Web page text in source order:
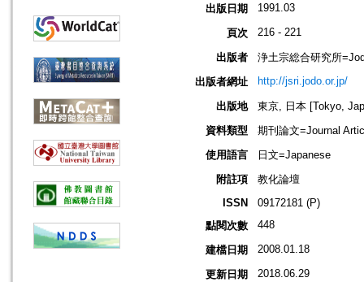
出版日期 1991.03
頁次 216 - 221
出版者
浄土宗総合研究所
出版者網址
http://jsri.jodo.or.jp/
出版地
東京, 日本 [Tokyo,
資料類型
期刊論文=Journal
使用語言
日文=Japanese
附註項
教化論壇
ISSN
09172181 (P)
點閱次數
448
建檔日期 2008.01.18
更新日期 2018.06.29